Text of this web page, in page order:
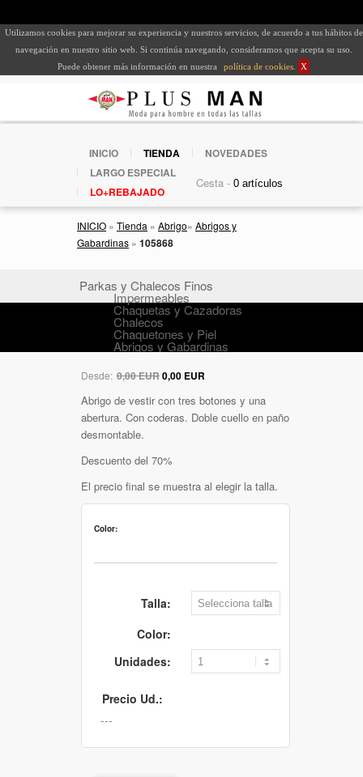
Utilizamos cookies para mejorar su experiencia y nuestros servicios, de acuerdo a tus hábitos de
navegación en nuestro sitio web. Si continúa navegando, consideramos que acepta su uso.
Puede obtener más información en nuestra
política de cookies X
INICIO TIENDA
NOVEDADES
LARGO ESPECIAL
LO+REBAJADO
Cesta -
INICIO » Tienda » Abrigo» Abrigos y
Gabardinas » 105868
Parkas y Chalecos Finos
Impermeables
Chaquetas y Cazadoras
Chalecos
Chaquetones y Piel
Abrigos y Gabardinas
Desde: 0,00 EUR0,00 EUR
Abrigo de vestir con tres botones y una
abertura. Con coderas. Doble cuello en paño
desmontable.
Descuento del 70%
El precio final se muestra al elegir la talla.
Color:
Talla:
Color:
Unidades:
Precio Ud.: